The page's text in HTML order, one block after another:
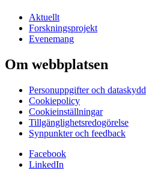
Aktuellt
Forskningsprojekt
Evenemang
Om webbplatsen
Personuppgifter och dataskydd
Cookiepolicy
Cookieinställningar
Tillgänglighetsredogörelse
Synpunkter och feedback
Facebook
LinkedIn